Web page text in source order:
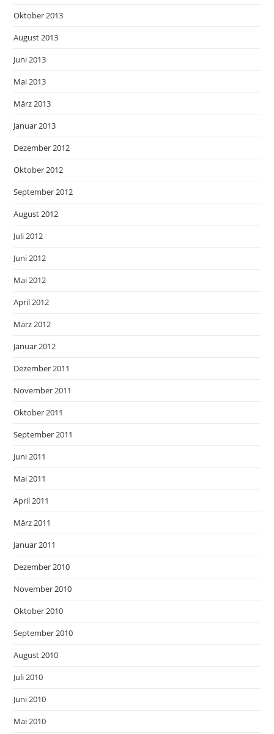
Oktober 2013
August 2013
Juni 2013
Mai 2013
März 2013
Januar 2013
Dezember 2012
Oktober 2012
September 2012
August 2012
Juli 2012
Juni 2012
Mai 2012
April 2012
März 2012
Januar 2012
Dezember 2011
November 2011
Oktober 2011
September 2011
Juni 2011
Mai 2011
April 2011
März 2011
Januar 2011
Dezember 2010
November 2010
Oktober 2010
September 2010
August 2010
Juli 2010
Juni 2010
Mai 2010